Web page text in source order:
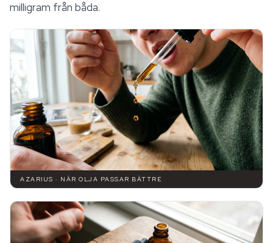
milligram från båda.
AZARIUS · NÄR OLJA PASSAR BÄTTRE